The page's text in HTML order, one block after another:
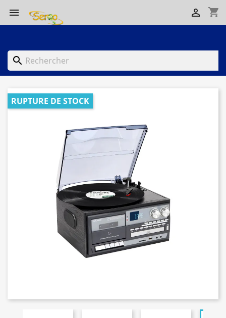
 shopping_cart

search
RUPTURE DE STOCK